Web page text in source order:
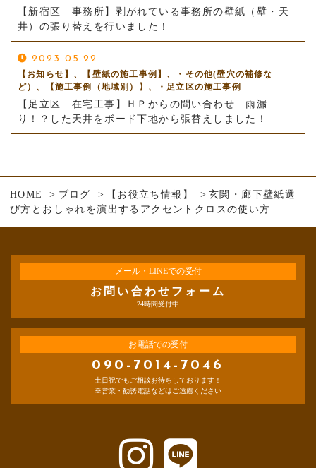
【新宿区 事務所】剥がれている事務所の壁紙（壁・天
井）の張り替えを行いました！
2023.05.22
【お知らせ】、【壁紙の施工事例】、・その他(壁穴の補修な
ど）、【施工事例（地域別）】、・足立区の施工事例
【足立区 在宅工事】ＨＰからの問い合わせ 雨漏
り！？した天井をボード下地から張替えしました！
HOME ブログ 【お役立ち情報】
玄関・廊下壁紙選
び方とおしゃれを演出するアクセントクロスの使い方
メール・LINEでの受付
お問い合わせフォーム
24時間受付中
お電話での受付
090-7014-7046
土日祝でもご相談お待ちしております！
※営業・勧誘電話などはご遠慮ください